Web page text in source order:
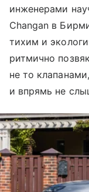
инженерами
Changan в
тихим и
ритмично
не то
и впрямь не